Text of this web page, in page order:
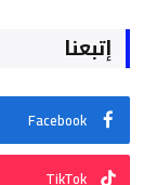
إتبعنا
Facebook
TikTok